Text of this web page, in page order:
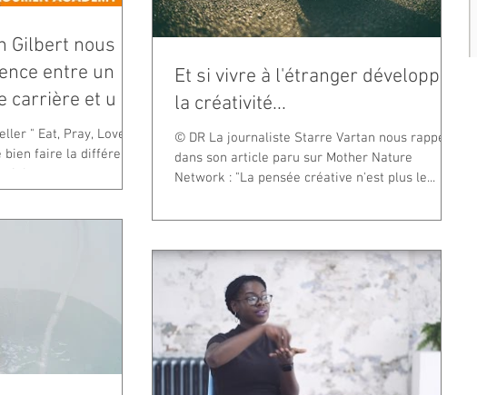
Gilbert nous
entre un
carrière et u
" Eat, Pray, Love"
faire la différence
job,...
Et si vivre à l'étranger développait
la créativité...
© DR La journaliste Starre Vartan nous rappelle
dans son article paru sur Mother Nature
Network : "La pensée créative n'est plus le...